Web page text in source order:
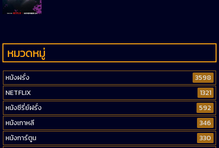
หมวดหมู่
หนังฝรั่ง
3598
NETFLIX
1321
หนังซีรี่ย์ฝรั่ง
592
หนังเกาหลี
346
หนังการ์ตูน
330